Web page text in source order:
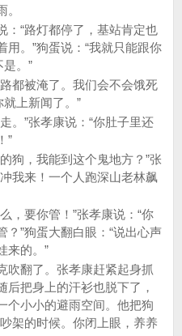
：“路灯都停了，基站肯定也
。”狗蛋说：“我就只能跟你
。”
都被淹了。我们会不会饿死
就上新闻了。”
。”张孝康说：“你肚子里还
”
狗，我能到这个鬼地方？”张
我来！一个人跑深山老林飙
，要你管！”张孝康说：“你
？”狗蛋大翻白眼：“说出心声
来的。”
吹翻了。张孝康赶紧起身抓
把身上的汗衫也脱下了，
个小小的避雨空间。他把狗
架的时候。你闭上眼，养养